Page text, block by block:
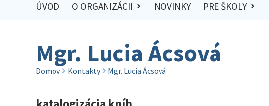
ÚVOD O ORGANIZÁCII NOVINKY PRE ŠKOLY
Mgr. Lucia Ácsová
Domov Kontakty Mgr. Lucia Ácsová